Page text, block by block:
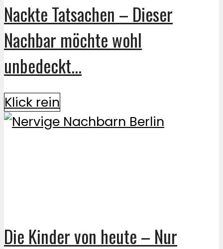
Nackte Tatsachen – Dieser
Nachbar möchte wohl
unbedeckt...
Klick rein
Die Kinder von heute – Nur